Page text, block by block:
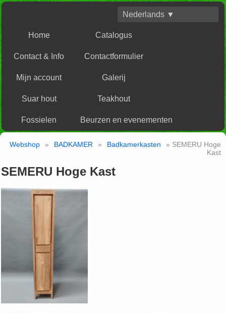
Nederlands ▼
Home Catalogus
Contact & Info Contactformulier
Mijn account Galerij
Suar hout Teakhout
Fossielen Beurzen en evenementen
Webshop » BADKAMER » Badkamerkasten
» SEMERU Hoge
Kast
SEMERU Hoge Kast